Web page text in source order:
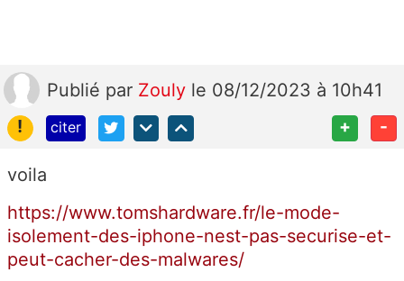
Publié par Zouly le 08/12/2023 à 10h41
!
citer + -
voila
https://www.tomshardware.fr/le-mode-
isolement-des-iphone-nest-pas-securise-et-
peut-cacher-des-malwares/